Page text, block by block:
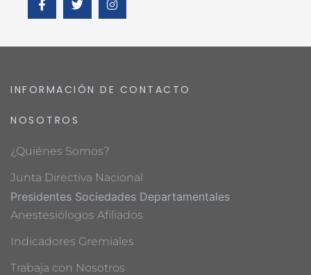
INFORMACIÓN DE CONTACTO
NOSOTROS
¿Quiénes Somos?
Junta Directiva Nacional
Presidentes Sociedades Departamentales
Anestesiólogos Afiliados
Indicadores Gremiales
Trabaja con Nosotros